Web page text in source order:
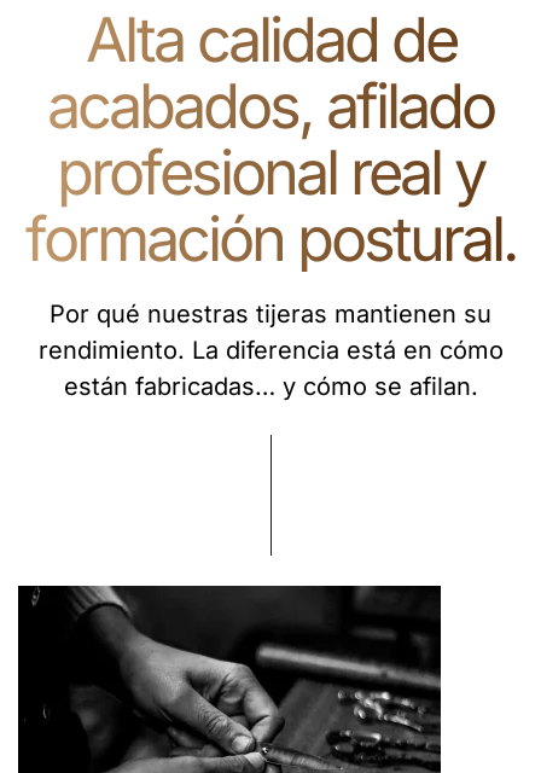
Alta calidad de
acabados, afilado
profesional real y
formación postural.
Por qué nuestras tijeras mantienen su
rendimiento. La diferencia está en cómo
están fabricadas… y cómo se afilan.